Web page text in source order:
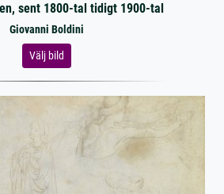
sent 1800-tal tidigt 1900-tal
Giovanni Boldini
Välj bild